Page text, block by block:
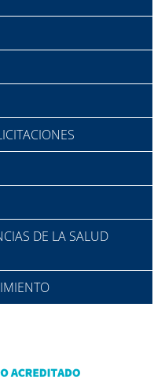
DE LA SALUD